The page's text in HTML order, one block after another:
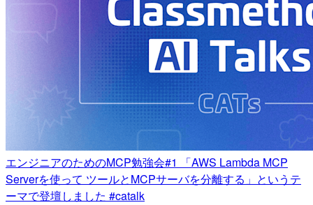
エンジニアのためのMCP勉強会#1 「AWS Lambda MCP
Serverを使って ツールとMCPサーバを分離する」というテ
ーマで登壇しました #catalk